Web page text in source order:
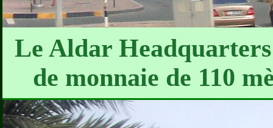
Le Aldar
de monnaie de 110